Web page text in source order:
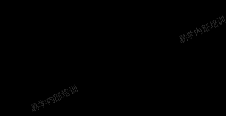
易学内部培训
易学内部培训